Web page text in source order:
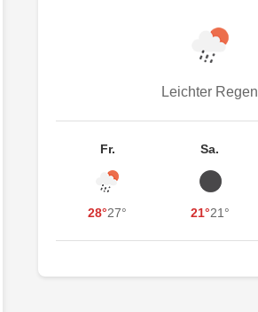
Leichter Regen
Fr.
28°27°
Sa.
21°21°